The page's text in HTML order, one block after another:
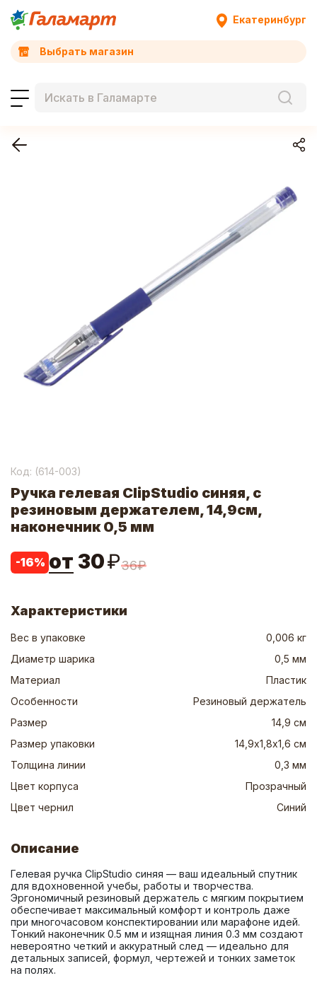
Екатеринбург
Выбрать магазин
Код: (614-003)
Ручка гелевая ClipStudio синяя, с
резиновым держателем, 14,9см,
наконечник 0,5 мм
-16% от 30₽36₽
Характеристики
Вес в упаковке
0,006 кг
Диаметр шарика
0,5 мм
Материал
Пластик
Особенности
Резиновый держатель
Размер
14,9 см
Размер упаковки
14,9х1,8х1,6 см
Толщина линии
0,3 мм
Цвет корпуса
Прозрачный
Цвет чернил
Синий
Описание
Гелевая ручка ClipStudio синяя — ваш идеальный спутник
для вдохновенной учебы, работы и творчества.
Эргономичный резиновый держатель с мягким покрытием
обеспечивает максимальный комфорт и контроль даже
при многочасовом конспектировании или марафоне идей.
Тонкий наконечник 0.5 мм и изящная линия 0.3 мм создают
невероятно четкий и аккуратный след — идеально для
детальных записей, формул, чертежей и тонких заметок